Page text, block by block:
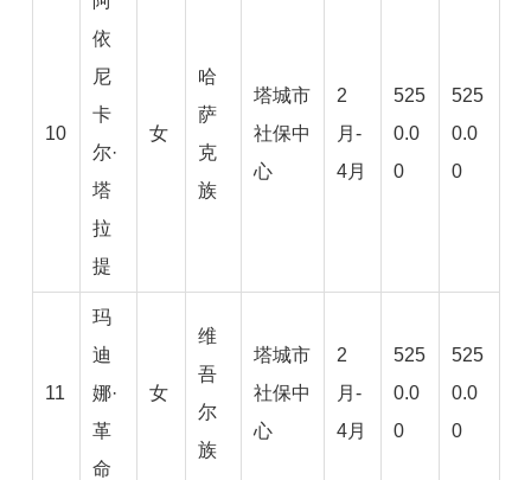
10
依
尼
卡
尔·
塔
拉
提
女
哈
萨
克
族
塔城市
社保中
心
2
月-
4月
525
0.0
0
525
0.0
0
11
玛
迪
娜·
革
命
女
维
吾
尔
族
塔城市
社保中
心
2
月-
4月
525
0.0
0
525
0.0
0